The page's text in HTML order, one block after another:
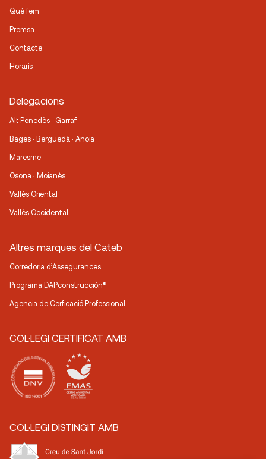
Què fem
Premsa
Contacte
Horaris
Delegacions
Alt Penedès · Garraf
Bages · Berguedà · Anoia
Maresme
Osona · Moianès
Vallès Oriental
Vallès Occidental
Altres marques del Cateb
Corredoria d’Assegurances
Programa DAPconstrucción®
Agencia de Cerficació Professional
COL·LEGI CERTIFICAT AMB
COL·LEGI DISTINGIT AMB